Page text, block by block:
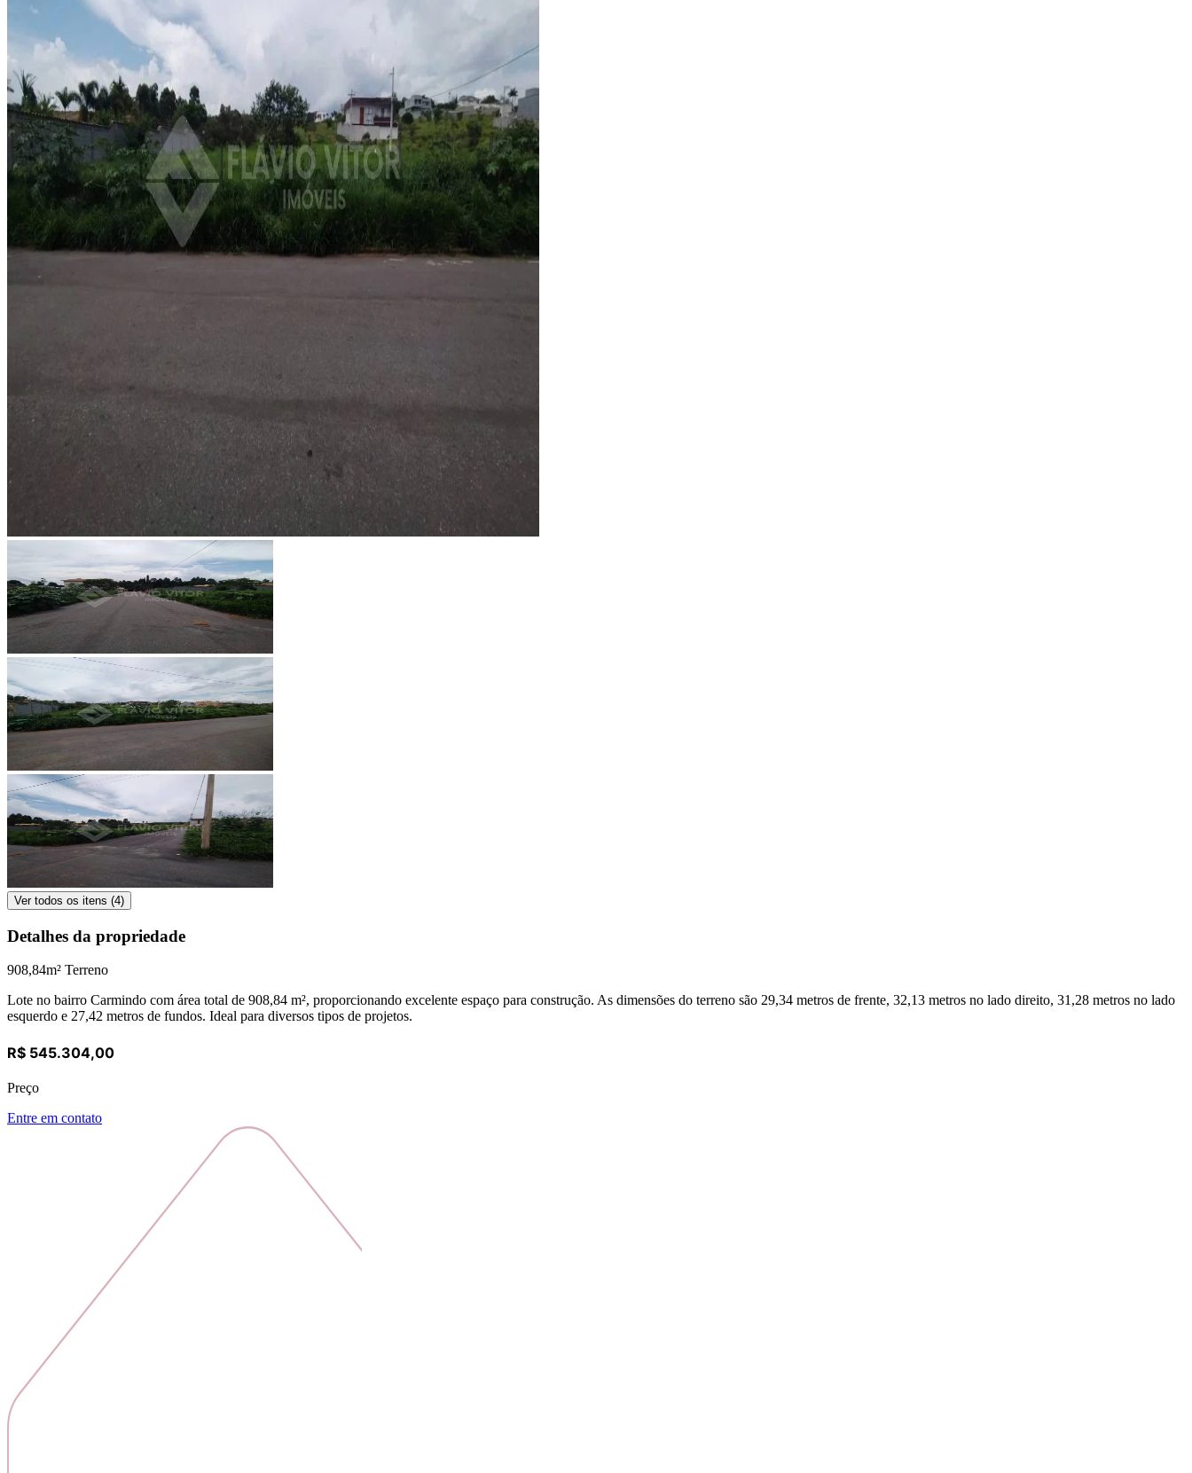
Ver todos os itens (4)
Detalhes da propriedade
908,84m² Terreno
Lote no bairro Carmindo com área total de 908,84 m², proporcionando excelente espaço para construção. As dimensões do terreno são 29,34 metros de frente, 32,13 metros no lado direito, 31,28 metros no lado
esquerdo e 27,42 metros de fundos. Ideal para diversos tipos de projetos.
R$ 545.304,00
Preço
Entre em contato